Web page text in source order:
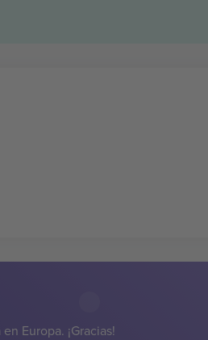
Europa. ¡Gracias!